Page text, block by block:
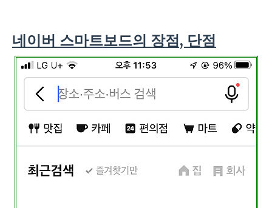
네이버 스마트보드의 장점, 단점